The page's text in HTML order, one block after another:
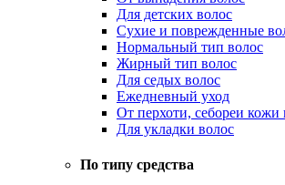
Для детских волос
Сухие и поврежденные
Нормальный тип волос
Жирный тип волос
Для седых волос
Ежедневный уход
От перхоти, себореи кожи
Для укладки волос
По типу средства